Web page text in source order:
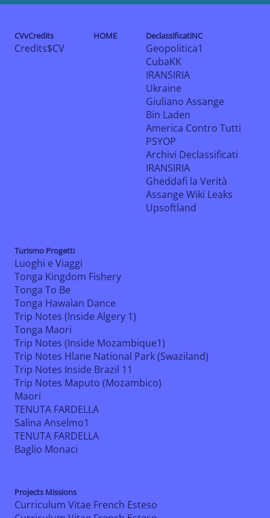
CVvCredits
Credits$CV
HOME DeclassificatiNC
Geopolitica1
CubaKK
IRANSIRIA
Ukraine
Giuliano Assange
Bin Laden
America Contro Tutti
PSYOP
Archivi Declassificati
IRANSIRIA
Gheddafi la Verità
Assange Wiki Leaks
Upsoftland
Turismo Progetti
Luoghi e Viaggi
Tonga Kingdom Fishery
Tonga To Be
Tonga Hawaìan Dance
Trip Notes (Inside Algery 1)
Tonga Maori
Trip Notes (Inside Mozambique1)
Trip Notes Hlane National Park (Swaziland)
Trip Notes Inside Brazil 11
Trip Notes Maputo (Mozambico)
Maori
TENUTA FARDELLA
Salina Anselmo1
TENUTA FARDELLA
Baglio Monaci
Projects Missions
Curriculum Vitae French Esteso